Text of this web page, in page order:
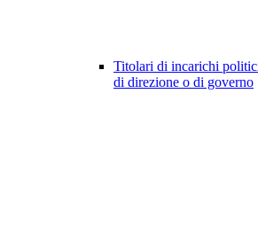
Titolari di incarichi
di direzione o di governo